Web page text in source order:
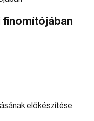
finomítójában